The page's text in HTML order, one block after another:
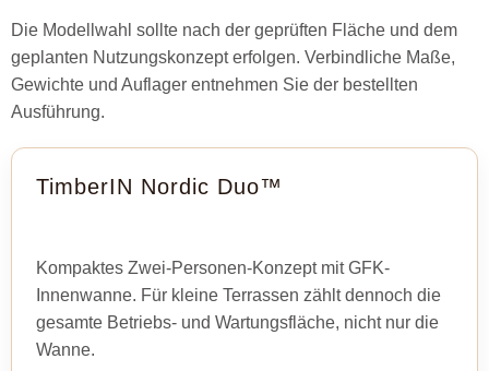
Die Modellwahl sollte nach der geprüften Fläche und dem
geplanten Nutzungskonzept erfolgen. Verbindliche Maße,
Gewichte und Auflager entnehmen Sie der bestellten
Ausführung.
TimberIN Nordic Duo™
Kompaktes Zwei-Personen-Konzept mit GFK-
Innenwanne. Für kleine Terrassen zählt dennoch die
gesamte Betriebs- und Wartungsfläche, nicht nur die
Wanne.